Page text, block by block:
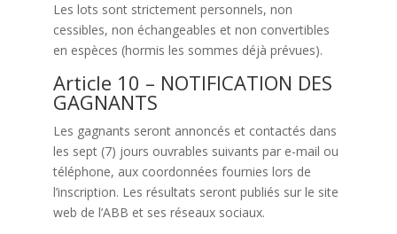
Les lots sont strictement personnels, non
cessibles, non échangeables et non convertibles
en espèces (hormis les sommes déjà prévues).
Article 10 – NOTIFICATION DES
GAGNANTS
Les gagnants seront annoncés et contactés dans
les sept (7) jours ouvrables suivants par e-mail ou
téléphone, aux coordonnées fournies lors de
l’inscription. Les résultats seront publiés sur le site
web de l’ABB et ses réseaux sociaux.